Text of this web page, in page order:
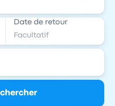
Date de retour